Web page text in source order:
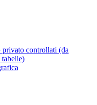
controllati (da